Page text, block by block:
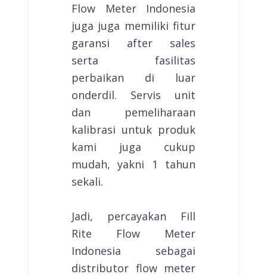
Flow Meter Indonesia
juga juga memiliki fitur
garansi after sales
serta fasilitas
perbaikan di luar
onderdil. Servis unit
dan pemeliharaan
kalibrasi untuk produk
kami juga cukup
mudah, yakni 1 tahun
sekali.
Jadi, percayakan Fill
Rite Flow Meter
Indonesia sebagai
distributor flow meter